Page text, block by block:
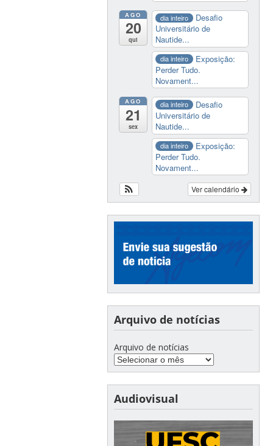
AGO
20
qui
dia inteiro
Desafio
Universitário de
Nautide...
dia inteiro
Exposição:
Perder Tudo.
Novament...
AGO
21
sex
dia inteiro
Desafio
Universitário de
Nautide...
dia inteiro
Exposição:
Perder Tudo.
Novament...
Ver calendário
Arquivo de notícias
Arquivo de notícias
Audiovisual